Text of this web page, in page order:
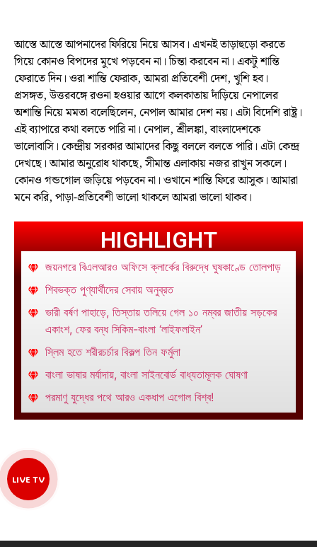
আস্তে আস্তে আপনাদের ফিরিয়ে নিয়ে আসব। এখনই তাড়াহুড়ো করতে
গিয়ে কোনও বিপদের মুখে পড়বেন না। চিন্তা করবেন না। একটু শান্তি
ফেরাতে দিন। ওরা শান্তি ফেরাক, আমরা প্রতিবেশী দেশ, খুশি হব।
প্রসঙ্গত, উত্তরবঙ্গে রওনা হওয়ার আগে কলকাতায় দাঁড়িয়ে নেপালের
অশান্তি নিয়ে মমতা বলেছিলেন, নেপাল আমার দেশ নয়। এটা বিদেশি রাষ্ট্র।
এই ব্যাপারে কথা বলতে পারি না। নেপাল, শ্রীলঙ্কা, বাংলাদেশকে
ভালোবাসি। কেন্দ্রীয় সরকার আমাদের কিছু বললে বলতে পারি। এটা কেন্দ্র
দেখছে। আমার অনুরোধ থাকছে, সীমান্ত এলাকায় নজর রাখুন সকলে।
কোনও গন্ডগোল জড়িয়ে পড়বেন না। ওখানে শান্তি ফিরে আসুক। আমারা
মনে করি, পাড়া-প্রতিবেশী ভালো থাকলে আমরা ভালো থাকব।
HIGHLIGHT
জয়নগরে বিএলআরও অফিসে ক্লার্কের বিরুদ্ধে ঘুষকাণ্ডে তোলপাড়
শিবভক্ত পুণ্যার্থীদের সেবায় অনুব্রত
ভারী বর্ষণ পাহাড়ে, তিস্তায় তলিয়ে গেল ১০ নম্বর জাতীয় সড়কের
একাংশ, ফের বন্ধ সিকিম-বাংলা ‘লাইফলাইন’
স্লিম হতে শরীরচর্চার বিকল্প তিন ফর্মুলা
বাংলা ভাষার মর্যাদায়, বাংলা সাইনবোর্ড বাধ্যতামূলক ঘোষণা
পরমাণু যুদ্ধের পথে আরও একধাপ এগোল বিশ্ব!
LIVE TV